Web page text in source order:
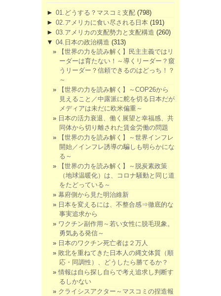
► 01.どうする？マスコミ支配 (798)
► 02.アメリカに食い尽される日本 (191)
► 03.アメリカの支配勢力と支配構造 (260)
▼ 04.日本の政治構造 (313)
【世界の力を読み解く】民主主義ではリ
ーダーは育たない！～導くリーダー？窺
うリーダー？信頼できるのはどっち！？
～
【世界の力を読み解く】～COP26から
見えること／中露派に舵を切る日本だが
メディアは未だに欧米偏重～
日本の活力衰退、働く展望と幸福感、共
同体から切り離された賃金労働の問題
【世界の力を読み解く】～世界インフレ
開始／インフレ誘導の騙しも明らかにな
る～
【世界の力を読み解く】～脱炭素政策
（地球温暖化）は、コロナ騒動と同じ道
をたどっている～
幕府側から見た明治維新
日本を変えるには、不整合感⇒徹底的な
事実追求から
ワクチン副作用～若い女性に脱毛現象。
勇気ある発信～
日本のワクチン死亡者は２万人
敗北を重ねてきた日本人の縄文体質（順
応・同調性）、どうしたら勝てるか？
情報は自ら探し自らで考え追求し判断す
るしかない
クライシスアクター～マスコミの捏造報